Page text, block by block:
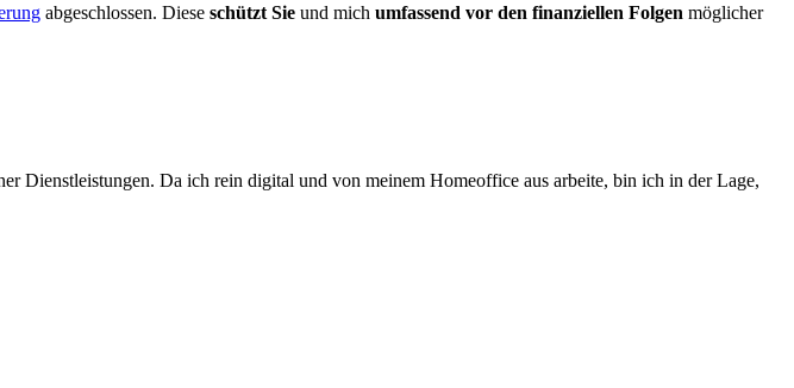
abgeschlossen. Diese schützt Sie und mich umfassend vor den finanziellen Folgen möglicher
Dienstleistungen. Da ich rein digital und von meinem Homeoffice aus arbeite, bin ich in der Lage,